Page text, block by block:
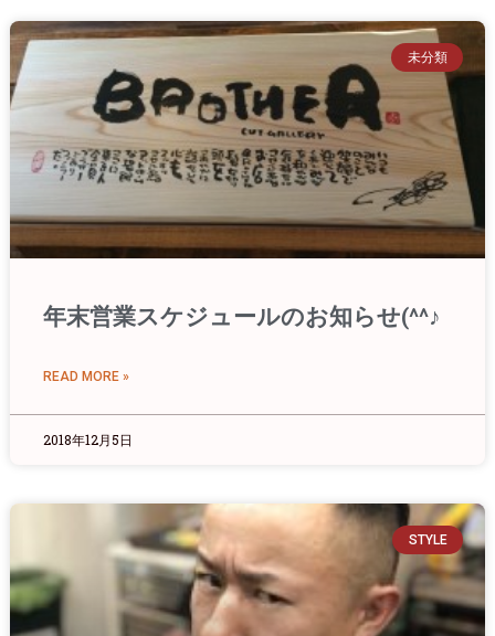
未分類
年末営業スケジュールのお知らせ(^^♪
READ MORE »
2018年12月5日
STYLE